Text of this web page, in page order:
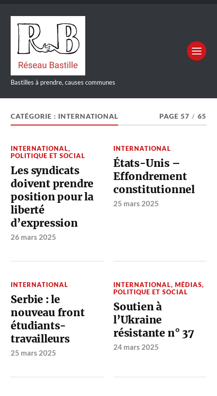
Bastilles à prendre, causes communes
CATÉGORIE : INTERNATIONAL PAGE 57 / 65
INTERNATIONAL,
POLITIQUE ET SOCIAL
Les syndicats
doivent prendre
position pour la
liberté
d’expression
26 mars 2025
INTERNATIONAL
États-Unis –
Effondrement
constitutionnel
25 mars 2025
INTERNATIONAL
Serbie : le
nouveau front
étudiants-
travailleurs
25 mars 2025
INTERNATIONAL,MÉDIAS,
POLITIQUE ET SOCIAL
Soutien à
l’Ukraine
résistante n° 37
24 mars 2025